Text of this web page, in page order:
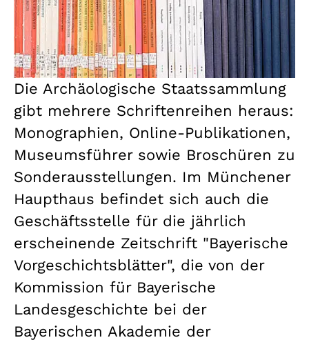
Die Archäologische Staatssammlung
gibt mehrere Schriftenreihen heraus:
Monographien, Online-Publikationen,
Museumsführer sowie Broschüren zu
Sonderausstellungen. Im Münchener
Haupthaus befindet sich auch die
Geschäftsstelle für die jährlich
erscheinende Zeitschrift "Bayerische
Vorgeschichtsblätter", die von der
Kommission für Bayerische
Landesgeschichte bei der
Bayerischen Akademie der